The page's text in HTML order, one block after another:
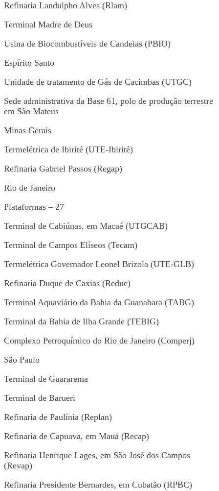
Refinaria Landulpho Alves (Rlam)
Terminal Madre de Deus
Usina de Biocombustíveis de Candeias (PBIO)
Espírito Santo
Unidade de tratamento de Gás de Cacimbas (UTGC)
Sede administrativa da Base 61, polo de produção terrestre
em São Mateus
Minas Gerais
Termelétrica de Ibirité (UTE-Ibirité)
Refinaria Gabriel Passos (Regap)
Rio de Janeiro
Plataformas – 27
Terminal de Cabiúnas, em Macaé (UTGCAB)
Terminal de Campos Elíseos (Tecam)
Termelétrica Governador Leonel Brizola (UTE-GLB)
Refinaria Duque de Caxias (Reduc)
Terminal Aquaviário da Bahia da Guanabara (TABG)
Terminal da Bahia de Ilha Grande (TEBIG)
Complexo Petroquímico do Rio de Janeiro (Comperj)
São Paulo
Terminal de Guararema
Terminal de Barueri
Refinaria de Paulínia (Replan)
Refinaria de Capuava, em Mauá (Recap)
Refinaria Henrique Lages, em São José dos Campos
(Revap)
Refinaria Presidente Bernardes, em Cubatão (RPBC)